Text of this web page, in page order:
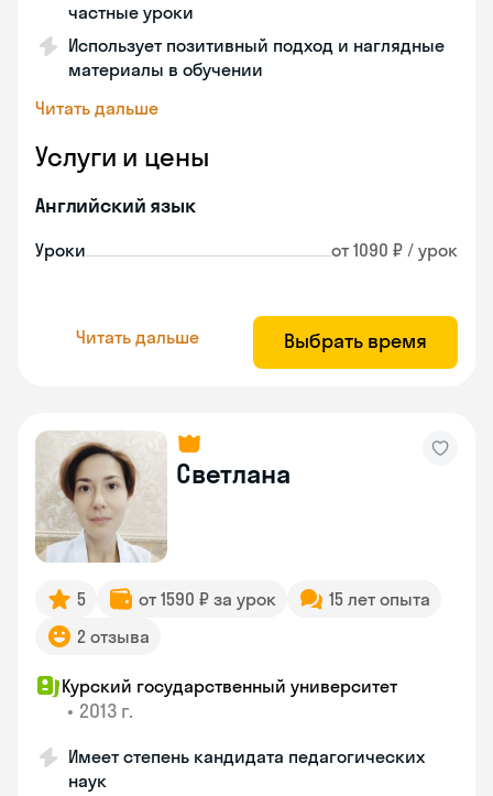
частные уроки
Использует позитивный подход и наглядные
материалы в обучении
Читать дальше
Услуги и цены
Английский язык
Уроки от 1090 ₽ / урок
Читать дальше Выбрать время
Светлана
5 от 1590 ₽ за урок
15 лет опыта
2 отзыва
Курский государственный университет
• 2013 г.
Имеет степень кандидата педагогических
наук